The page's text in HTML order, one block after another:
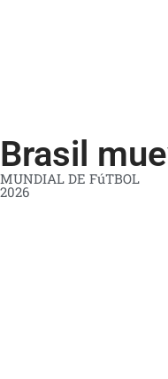
Brasil
MUNDIAL DE FúTBOL
2026